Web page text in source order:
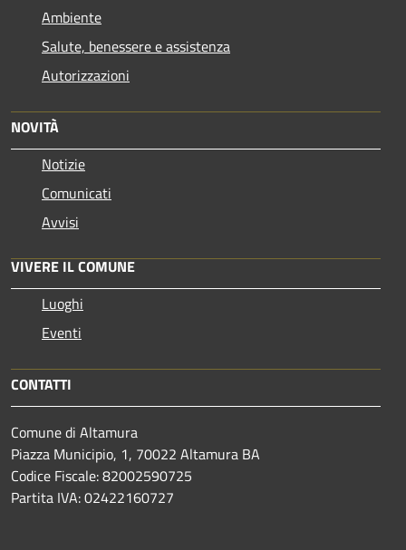
Ambiente
Salute, benessere e assistenza
Autorizzazioni
NOVITÀ
Notizie
Comunicati
Avvisi
VIVERE IL COMUNE
Luoghi
Eventi
CONTATTI
Comune di Altamura
Piazza Municipio, 1, 70022 Altamura BA
Codice Fiscale: 82002590725
Partita IVA: 02422160727